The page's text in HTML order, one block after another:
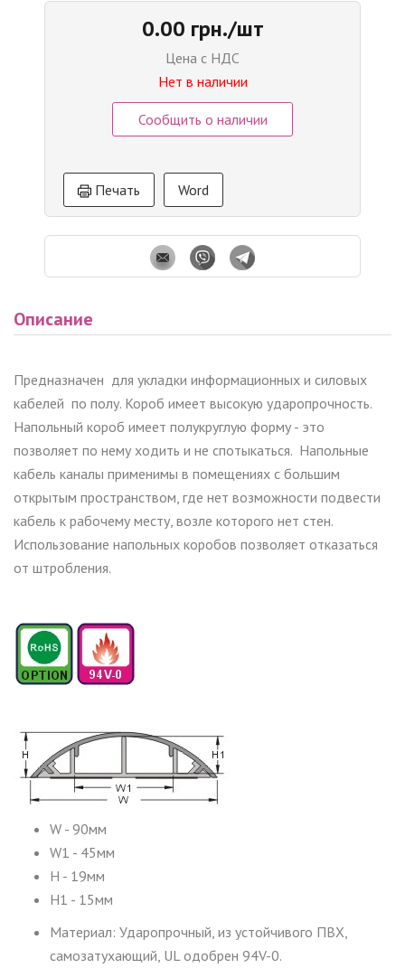
0.00 грн./шт
Цена с НДС
Нет в наличии
Сообщить о наличии
Печать Word
Описание
Предназначен для укладки информационных и силовых
кабелей по полу. Короб имеет высокую ударопрочность.
Напольный короб имеет полукруглую форму - это
позволяет по нему ходить и не спотыкаться. Напольные
кабель каналы применимы в помещениях с большим
открытым пространством, где нет возможности подвести
кабель к рабочему месту, возле которого нет стен.
Использование напольных коробов позволяет отказаться
от штробления.
W - 90мм
W1 - 45мм
H - 19мм
H1 - 15мм
Материал: Ударопрочный, из устойчивого ПВХ,
самозатухающий, UL одобрен 94V-0.